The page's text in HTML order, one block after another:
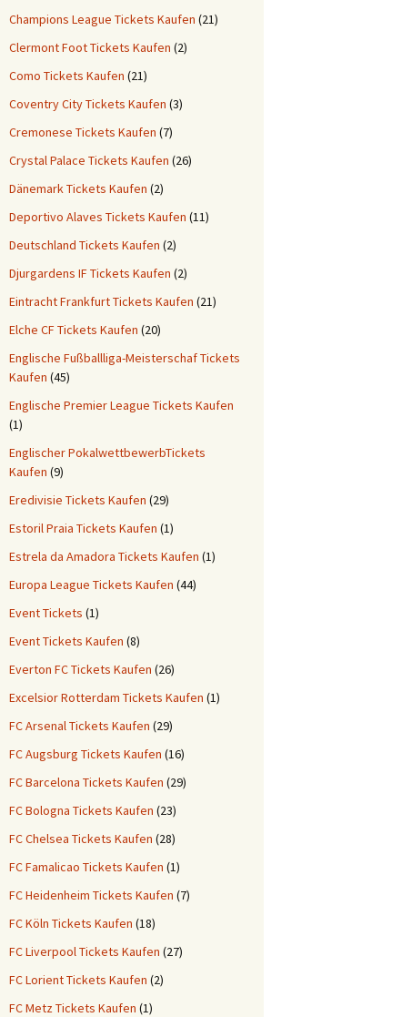
Champions League Tickets Kaufen (21)
Clermont Foot Tickets Kaufen (2)
Como Tickets Kaufen (21)
Coventry City Tickets Kaufen (3)
Cremonese Tickets Kaufen (7)
Crystal Palace Tickets Kaufen (26)
Dänemark Tickets Kaufen (2)
Deportivo Alaves Tickets Kaufen (11)
Deutschland Tickets Kaufen (2)
Djurgardens IF Tickets Kaufen (2)
Eintracht Frankfurt Tickets Kaufen (21)
Elche CF Tickets Kaufen (20)
Englische Fußballliga-Meisterschaf Tickets
Kaufen (45)
Englische Premier League Tickets Kaufen
(1)
Englischer PokalwettbewerbTickets
Kaufen (9)
Eredivisie Tickets Kaufen (29)
Estoril Praia Tickets Kaufen (1)
Estrela da Amadora Tickets Kaufen (1)
Europa League Tickets Kaufen (44)
Event Tickets (1)
Event Tickets Kaufen (8)
Everton FC Tickets Kaufen (26)
Excelsior Rotterdam Tickets Kaufen (1)
FC Arsenal Tickets Kaufen (29)
FC Augsburg Tickets Kaufen (16)
FC Barcelona Tickets Kaufen (29)
FC Bologna Tickets Kaufen (23)
FC Chelsea Tickets Kaufen (28)
FC Famalicao Tickets Kaufen (1)
FC Heidenheim Tickets Kaufen (7)
FC Köln Tickets Kaufen (18)
FC Liverpool Tickets Kaufen (27)
FC Lorient Tickets Kaufen (2)
FC Metz Tickets Kaufen (1)